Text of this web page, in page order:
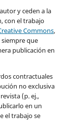
y ceden a la
con el trabajo
Commons,
que
publicación en
contractuales
no exclusiva
(p. ej.,
en un
el trabajo se